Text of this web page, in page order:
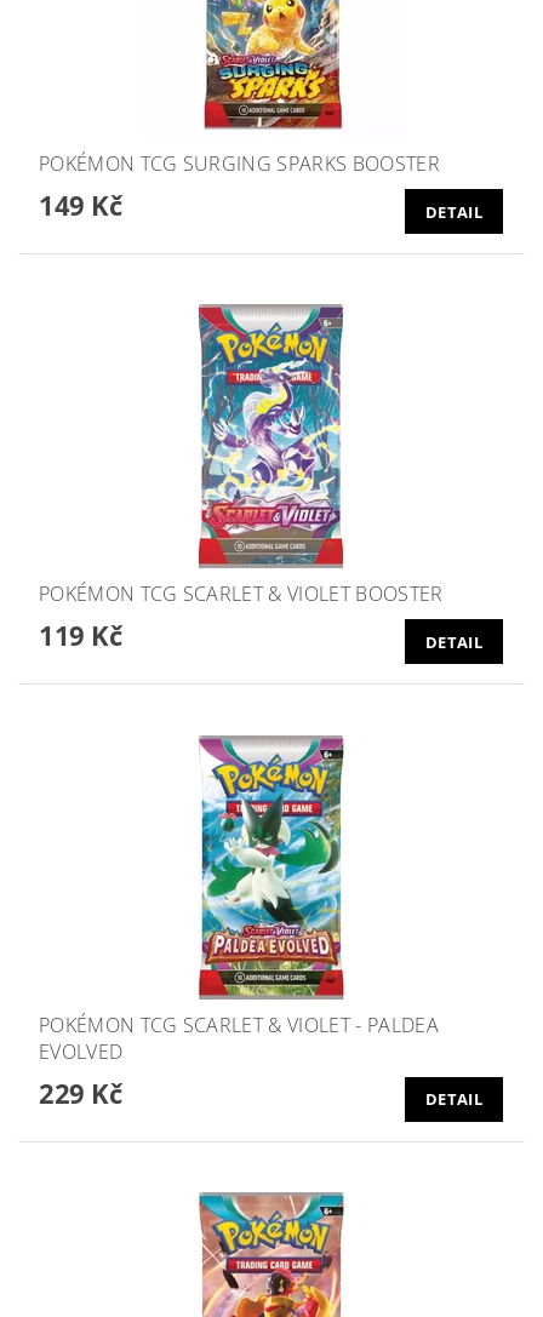
POKÉMON TCG SURGING SPARKS BOOSTER
149 Kč DETAIL
POKÉMON TCG SCARLET & VIOLET BOOSTER
119 Kč DETAIL
POKÉMON TCG SCARLET & VIOLET - PALDEA
EVOLVED
229 Kč DETAIL